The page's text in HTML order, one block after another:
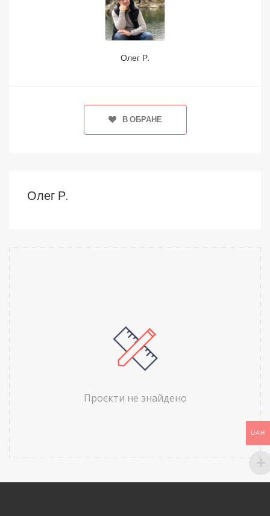
Олег Р.
В ОБРАНЕ
Олег Р.
Проєкти не знайдено
UAH